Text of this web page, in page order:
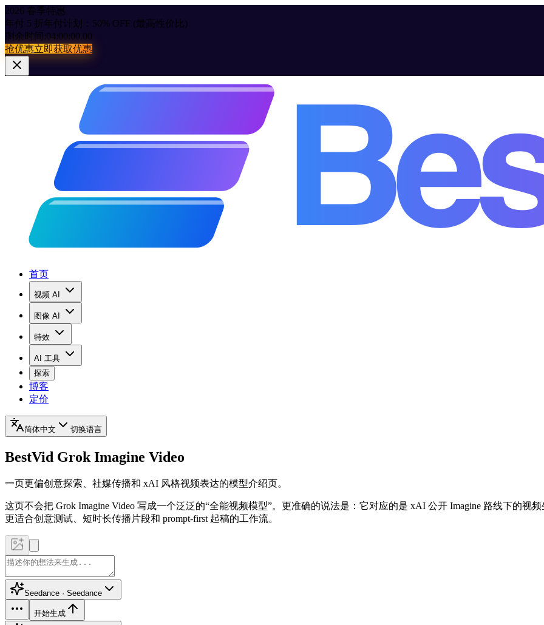
2026 春季特惠
年付 5 折年付计划：50% OFF (最高性价比)
剩余时间:04:00:00.00
抢优惠立即获取优惠
首页
视频 AI
图像 AI
特效
AI 工具
探索
博客
定价
简体中文 切换语言
BestVid Grok Imagine Video
一页更偏创意探索、社媒传播和 xAI 风格视频表达的模型介绍页。
这页不会把 Grok Imagine Video 写成一个泛泛的“全能视频模型”。更准确的说法是：它对应的是 xAI 公开 Imagine 路线下的视
更适合创意测试、短时长传播片段和 prompt-first 起稿的工作流。
Seedance · Seedance
开始生成